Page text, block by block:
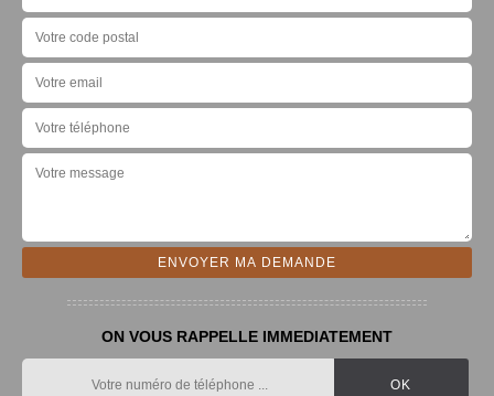
ON VOUS RAPPELLE IMMEDIATEMENT